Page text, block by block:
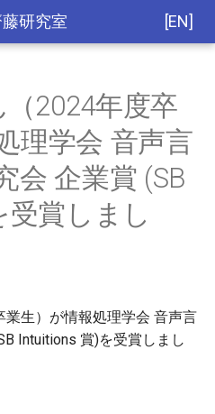
研究室 [EN]
2024年度卒
理学会 音声言
会 企業賞 (SB
受賞しまし
生）が情報処理学会 音声言
Intuitions 賞)を受賞しまし